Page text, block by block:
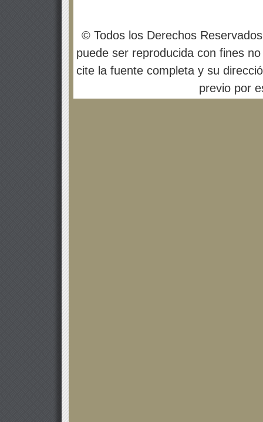
© Todos los Derechos
puede ser reproducida con fines
cite la fuente completa y su
previo por